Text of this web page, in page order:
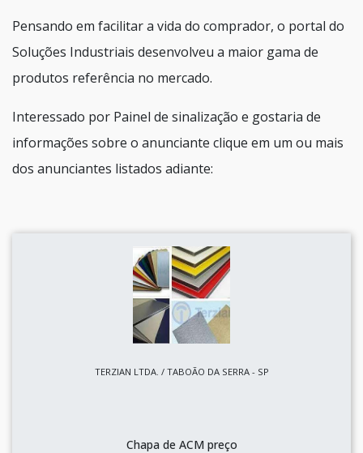
Pensando em facilitar a vida do comprador, o portal do
Soluções Industriais desenvolveu a maior gama de
produtos referência no mercado.
Interessado por Painel de sinalização e gostaria de
informações sobre o anunciante clique em um ou mais
dos anunciantes listados adiante:
TERZIAN LTDA. / TABOÃO DA SERRA - SP
Chapa de ACM preço